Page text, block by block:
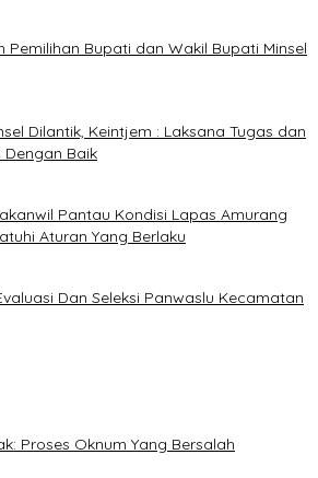
Pemilihan Bupati dan Wakil Bupati Minsel
Dilantik, Keintjem : Laksana Tugas dan
Baik
Pantau Kondisi Lapas Amurang
Aturan Yang Berlaku
Dan Seleksi Panwaslu Kecamatan
Proses Oknum Yang Bersalah